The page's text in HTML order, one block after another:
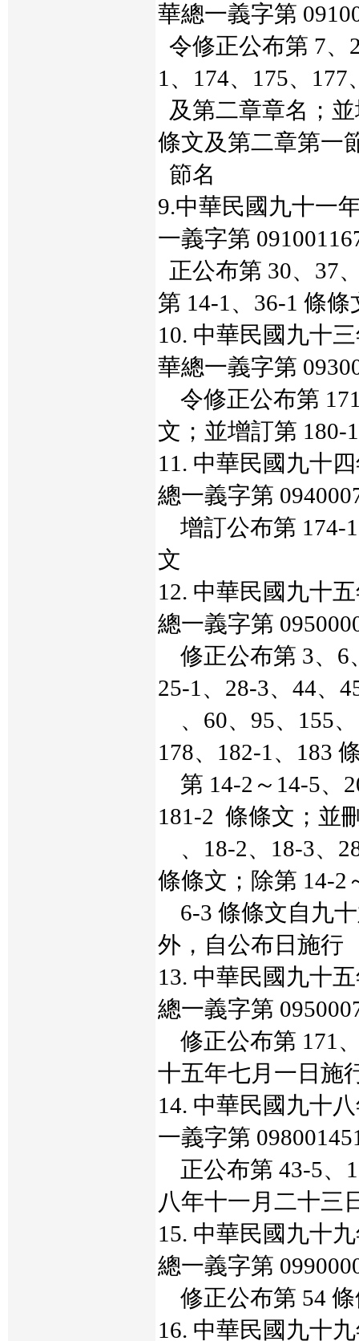
華總一義字第
令修正公布第 7、
1、174、175、177
及第二章章名；
條文及第二章第一
節名
9.中華民國九十一
一義字第
正公布第 30、37
第 14-1、36-1 條條
10. 中華民國九十
華總一義字第
令修正公布第
文；並增訂第 180-
11. 中華民國九十
總一義字第
增訂公布第 174-
文
12. 中華民國九十
總一義字第
修正公布第 3、6
25-1、28-3、44、
、60、95、155
178、182-1、183
第 14-2～14-5、
181-2 條條文；並
、18-2、18-3、
條條文；除第 14-2
6-3 條條文自九
外，自公布日施行
13. 中華民國九十
總一義字第
修正公布第 171
十五年七月一日施
14. 中華民國九十
一義字第
正公布第 43-5、
八年十一月二十三
15. 中華民國九十
總一義字第
修正公布第 54
16. 中華民國九十